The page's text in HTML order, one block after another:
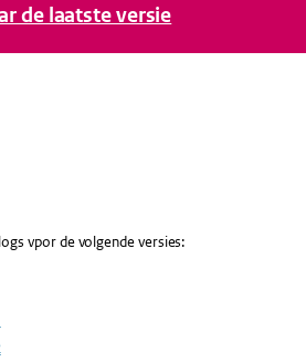
de laatste versie
vpor de volgende versies: